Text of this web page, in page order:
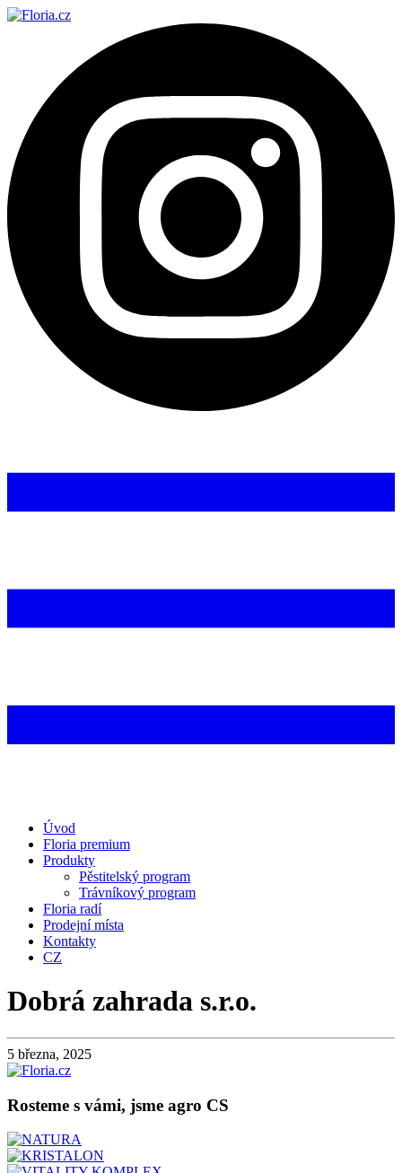
Úvod
Floria premium
Produkty
Pěstitelský program
Trávníkový program
Floria radí
Prodejní místa
Kontakty
CZ
Dobrá zahrada s.r.o.
5 března, 2025
Rosteme s vámi, jsme agro CS